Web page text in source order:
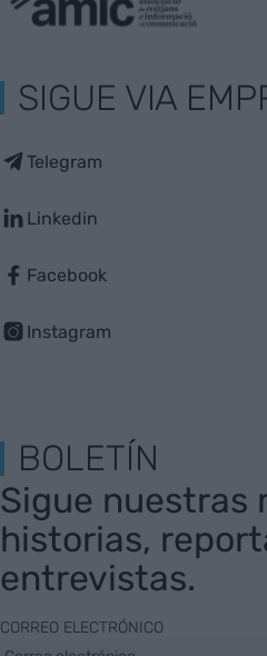
SIGUE VIA
Telegram
Linkedin
Facebook
Instagram
BOLETÍN
Sigue nuestras
historias,
entrevistas.
CORREO ELECTRÓNICO